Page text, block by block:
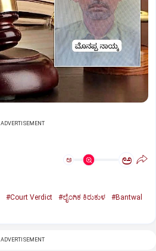
ADVERTISEMENT
ಅ ಅ
#Court Verdict #ಲೈಂಗಿಕ ಕಿರುಕುಳ
#Bantwal
ADVERTISEMENT